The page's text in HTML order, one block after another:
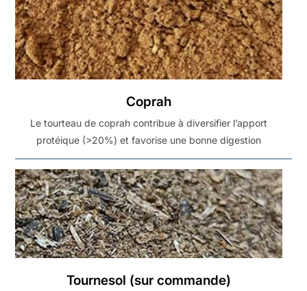
Coprah
Le tourteau de coprah contribue à diversifier l’apport
protéique (>20%) et favorise une bonne digestion
Tournesol (sur commande)